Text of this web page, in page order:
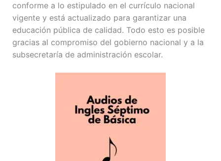
conforme a lo estipulado en el currículo nacional
vigente y está actualizado para garantizar una
educación pública de calidad. Todo esto es posible
gracias al compromiso del gobierno nacional y a la
subsecretaría de administración escolar.